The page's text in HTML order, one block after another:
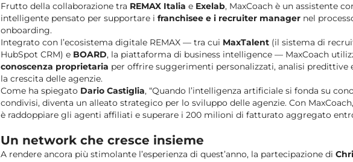
Frutto della collaborazione tra REMAX Italia e Exelab, MaxCoach è un assistente
intelligente pensato per supportare i franchisee e i recruiter manager nel
onboarding.
Integrato con l’ecosistema digitale REMAX — tra cui MaxTalent (il sistema di
HubSpot CRM) e BOARD, la piattaforma di business intelligence — MaxCoach
conoscenza proprietaria per offrire suggerimenti personalizzati, analisi predittive
la crescita delle agenzie.
Come ha spiegato Dario Castiglia, “Quando l’intelligenza artificiale si fonda su
condivisi, diventa un alleato strategico per lo sviluppo delle agenzie. Con
è raddoppiare gli agenti affiliati e superare i 200 milioni di fatturato aggregato
Un network che cresce insieme
A rendere ancora più stimolante l’esperienza di quest’anno, la partecipazione di